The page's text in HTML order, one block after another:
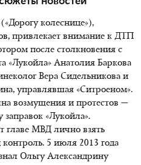
(«Дорогу колеснице»),
привлекает внимание к ДТП
после столкновения с
«Лукойла» Анатолия Баркова
Вера Сидельникова и
управлявшая «Ситроеном».
возмущения и протестов —
«Лукойла».
главе МВД лично взять
контроль. 5 июля 2013 года
Ольгу Александрину